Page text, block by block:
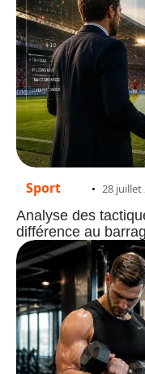
Sport 28 juillet
Analyse des
différence au